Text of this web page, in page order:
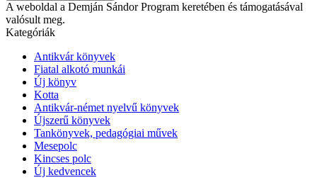
A weboldal a Demján Sándor Program keretében és támogatásával
valósult meg.
Kategóriák
Antikvár könyvek
Fiatal alkotó munkái
Új könyv
Kotta
Antikvár-német nyelvű könyvek
Újszerű könyvek
Tankönyvek, pedagógiai művek
Mesepolc
Kincses polc
Új kedvencek